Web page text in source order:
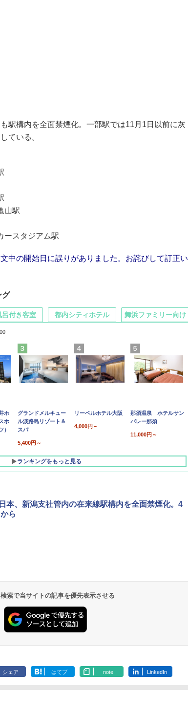
駅構内を全面禁煙化。一部駅では11月1日以前に灰
ている。
山駅
ースタジアム駅
中の開始日に誤りがありました。お詫びして訂正い
グ
ホ
ホ
）
グランドメルキュー
ル淡路島リゾート＆
スパ
5,400円～
リーベルホテル大阪
4,000円～
那須温泉 ホテルサン
バレー那須
11,000円～
ランキングをもっと見る
呂付き客室
19,541円～
都内シティホテル 舞浜ファミリー向け
5,758円～
本、新潟支社管内の在来線駅構内を全面禁煙化。4
ら
索で当サイトの記事を優先表示させる
シェア はてブ note LinkedIn